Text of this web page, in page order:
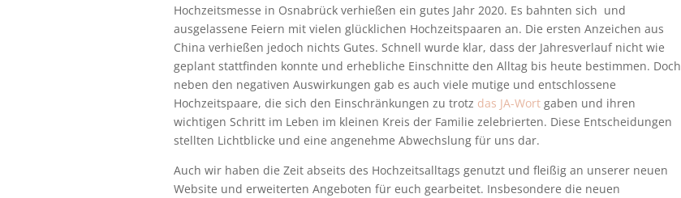
Hochzeitsmesse in Osnabrück verhießen ein gutes Jahr 2020. Es bahnten sich und
ausgelassene Feiern mit vielen glücklichen Hochzeitspaaren an. Die ersten Anzeichen aus
China verhießen jedoch nichts Gutes. Schnell wurde klar, dass der Jahresverlauf nicht wie
geplant stattfinden konnte und erhebliche Einschnitte den Alltag bis heute bestimmen. Doch
neben den negativen Auswirkungen gab es auch viele mutige und entschlossene
Hochzeitspaare, die sich den Einschränkungen zu trotz das JA-Wortgaben und ihren
wichtigen Schritt im Leben im kleinen Kreis der Familie zelebrierten. Diese Entscheidungen
stellten Lichtblicke und eine angenehme Abwechslung für uns dar.
Auch wir haben die Zeit abseits des Hochzeitsalltags genutzt und fleißig an unserer neuen
Website und erweiterten Angeboten für euch gearbeitet. Insbesondere die neuen